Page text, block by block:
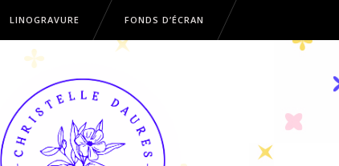
LINOGRAVURE FONDS D’ÉCRAN